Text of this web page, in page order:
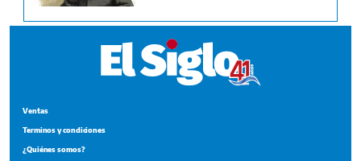
Ventas
Terminos y condiciones
¿Quiénes somos?